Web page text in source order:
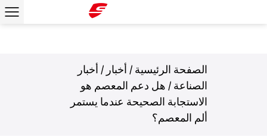
الصفحة الرئيسية/أخبار/أخبار
الصناعة/هل دعم المعصم هو
الاستجابة الصحيحة عندما يستمر
ألم المعصم؟